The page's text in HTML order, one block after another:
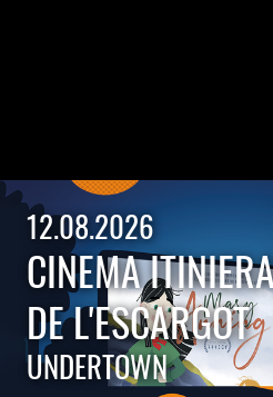
12.08.2026
CINEMA
DE L'ESCARGOT
UNDERTOWN